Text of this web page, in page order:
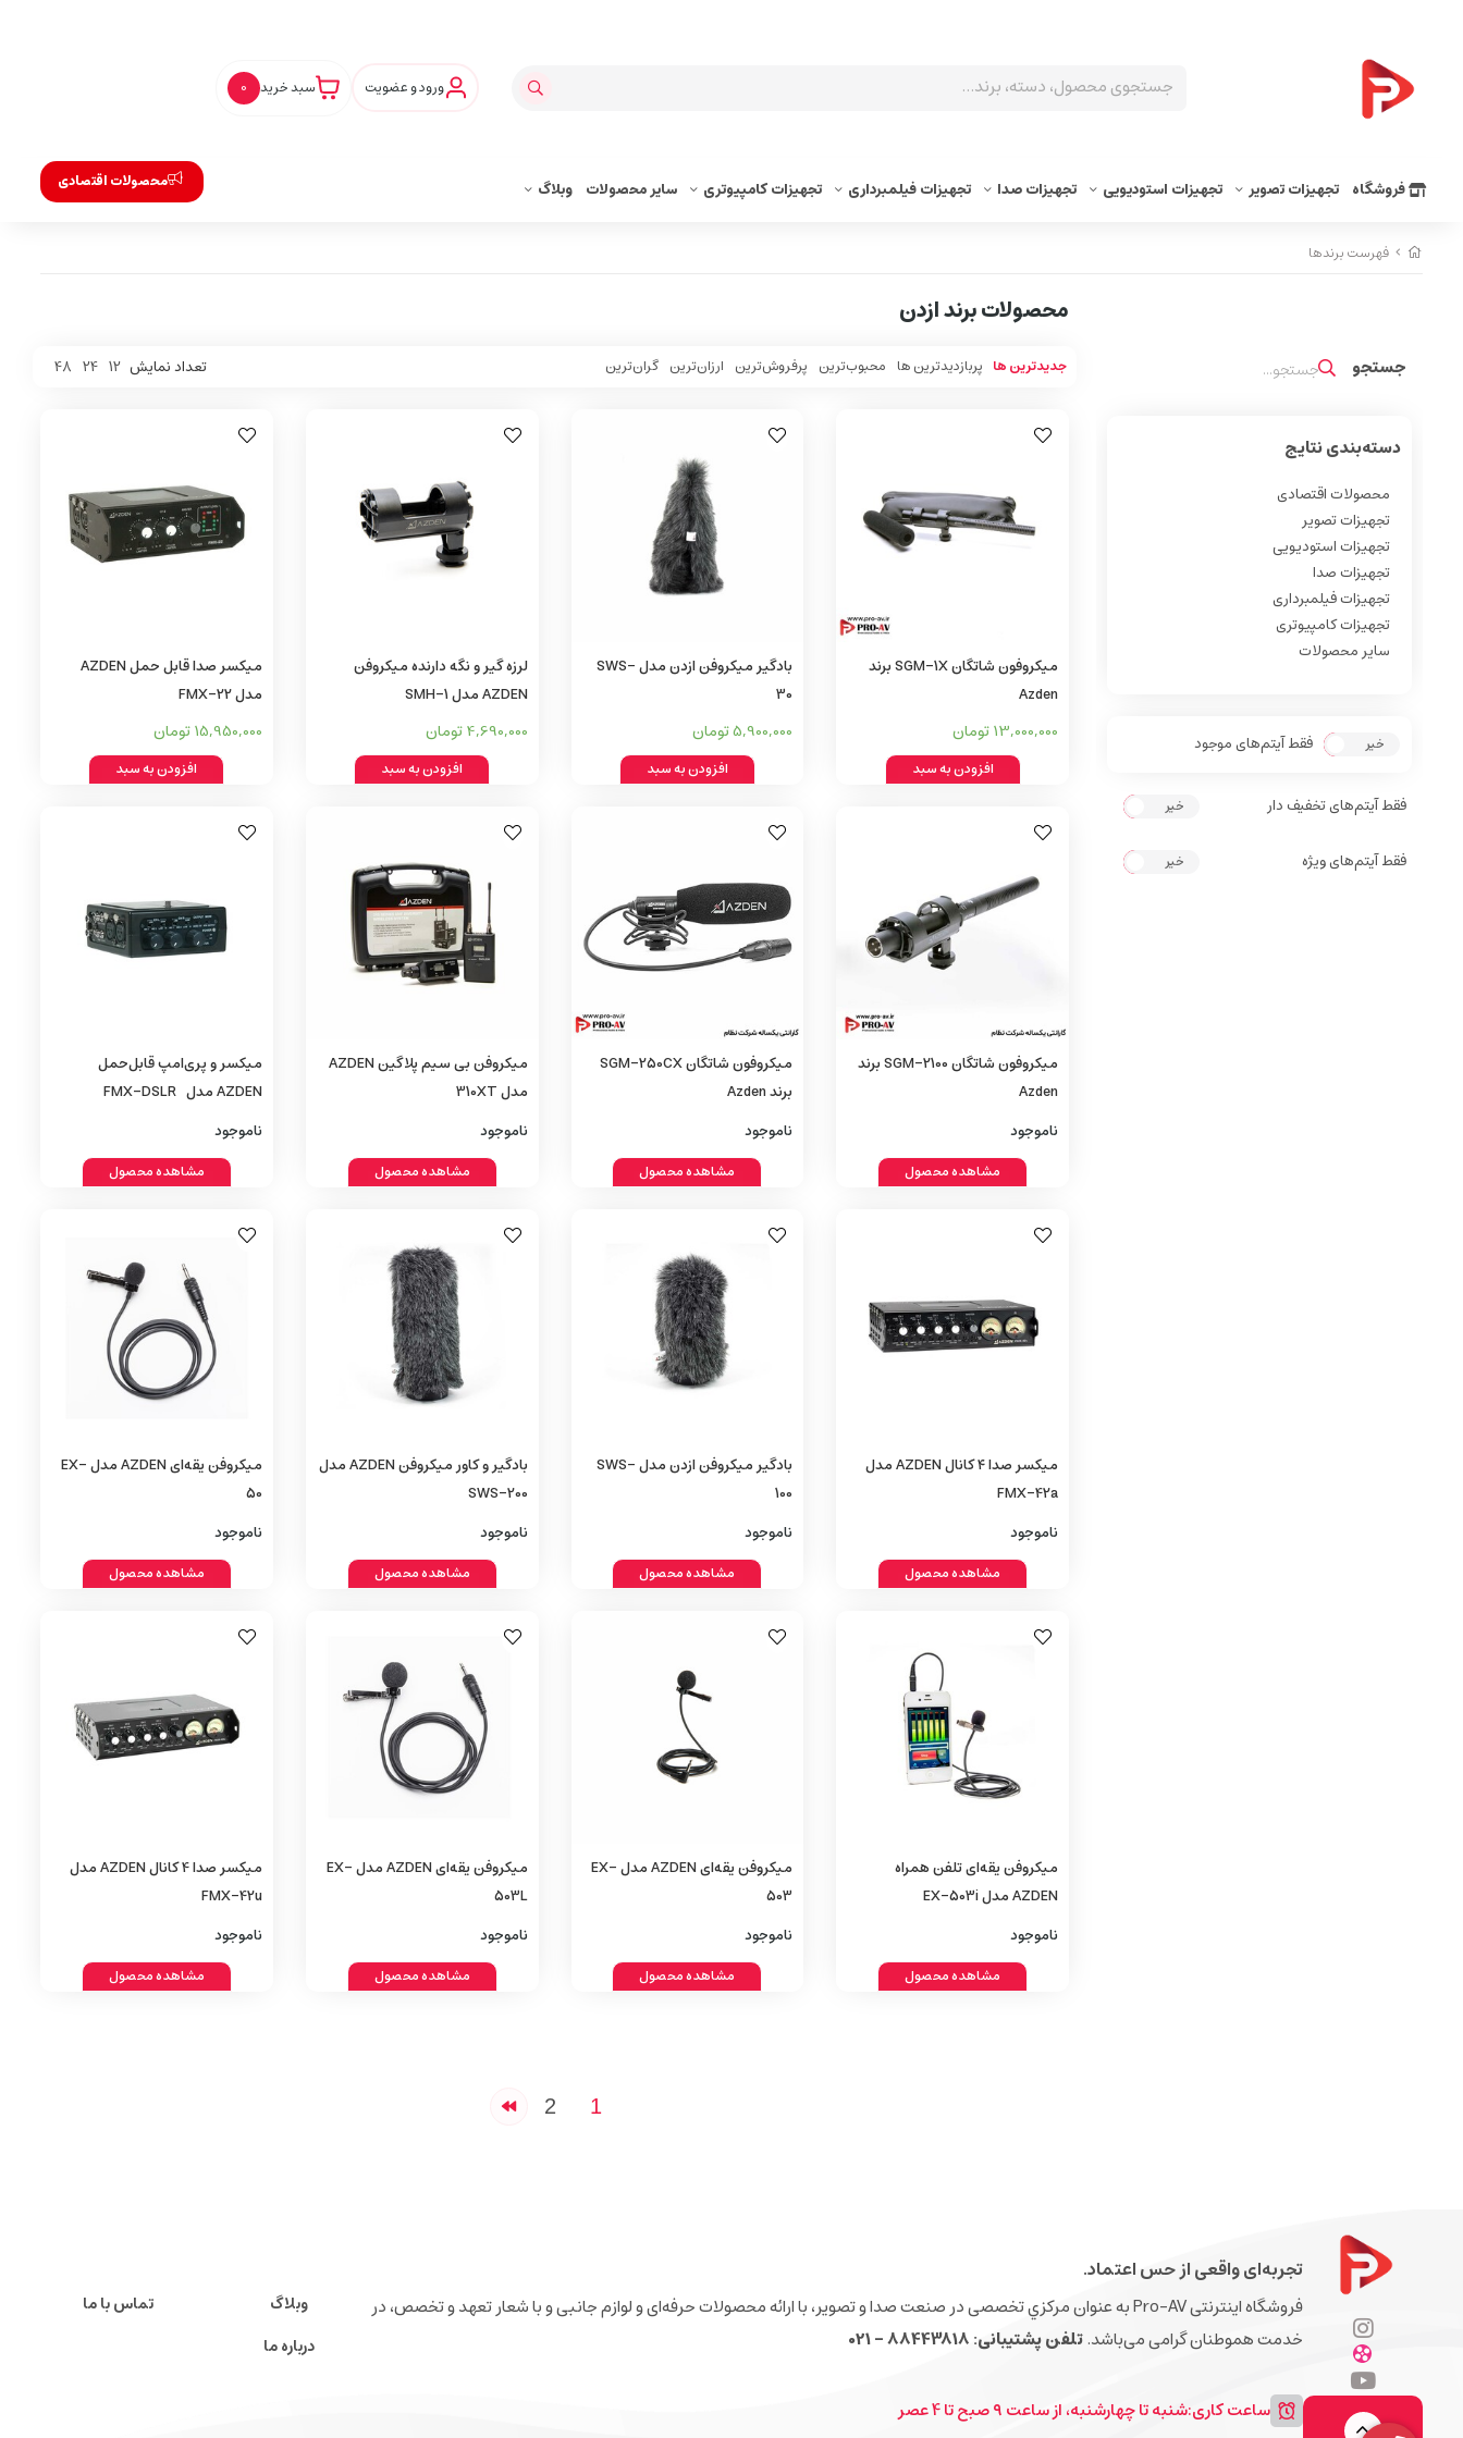
ورود و عضویت سبد خرید 0
فروشگاه محصولات اقتصادی تجهیزات تصویر تجهیزات استودیویی تجهیزات صدا تجهیزات فیلمبرداری تجهیزات کامپیوتری سایر محصولات وبلاگ
فهرست برندها
دسته‌بندی نتایج
محصولات اقتصادی
تجهیزات تصویر
تجهیزات استودیویی
تجهیزات صدا
تجهیزات فیلمبرداری
تجهیزات کامپیوتری
سایر محصولات
بله خیر فقط آیتم‌های موجود
خیر فقط آیتم‌های تخفیف دار
خیر فقط آیتم‌های ویژه
محصولات برند ازدن
جدیدترین ها پربازدیدترین ها محبوب‌‌ترین پرفروش‌ترین ارزان‌ترین گران‌ترین تعداد نمایش 12
24
48
میکروفون شاتگان SGM-1X برند
Azden
13,000,000 تومان
افزودن به سبد
بادگیر میکروفن ازدن مدل SWS-
30
5,900,000 تومان
افزودن به سبد
لرزه‌ گیر و نگه‌ دارنده میکروفن
AZDEN مدل SMH-1
4,690,000 تومان
افزودن به سبد
میکسر صدا قابل حمل AZDEN
مدل FMX-22
15,950,000 تومان
افزودن به سبد
میکروفون شاتگان SGM-2100 برند
Azden
ناموجود
مشاهده محصول
میکروفون شاتگان SGM-250CX
برند Azden
ناموجود
مشاهده محصول
میکروفن بی‌ سیم پلاگین AZDEN
مدل 310XT
ناموجود
مشاهده محصول
میکسر و پری‌امپ قابل‌حمل
AZDEN مدل FMX-DSLR
ناموجود
مشاهده محصول
میکسر صدا ۴ کانال AZDEN مدل
FMX-42a
ناموجود
مشاهده محصول
بادگیر میکروفن ازدن مدل SWS-
100
ناموجود
مشاهده محصول
بادگیر و کاور میکروفن AZDEN مدل
SWS-200
ناموجود
مشاهده محصول
میکروفن یقه‌ای AZDEN مدل EX-
50
ناموجود
مشاهده محصول
میکروفن یقه‌ای تلفن همراه
AZDEN مدل EX-503i
ناموجود
مشاهده محصول
میکروفن یقه‌ای AZDEN مدل EX-
503
ناموجود
مشاهده محصول
میکروفن یقه‌ای AZDEN مدل EX-
503L
ناموجود
مشاهده محصول
میکسر صدا 4 کانال AZDEN مدل
FMX-42u
ناموجود
مشاهده محصول
1
2
تجربه‌ای واقعی از حس اعتماد.
فروشگاه اینترنتی Pro-AV به عنوان مرکزي تخصصی در صنعت صدا و تصویر، با ارائه محصولات حرفه‌ای و لوازم جانبی و با شعار تعهد و تخصص، در
خدمت هموطنان گرامی می‌باشد.تلفن پشتیبانی: 88443818 – 021
ساعت کاری:شنبه تا چهارشنبه، از ساعت ۹ صبح تا 4 عصر
وبلاگ
تماس با ما
درباره ما